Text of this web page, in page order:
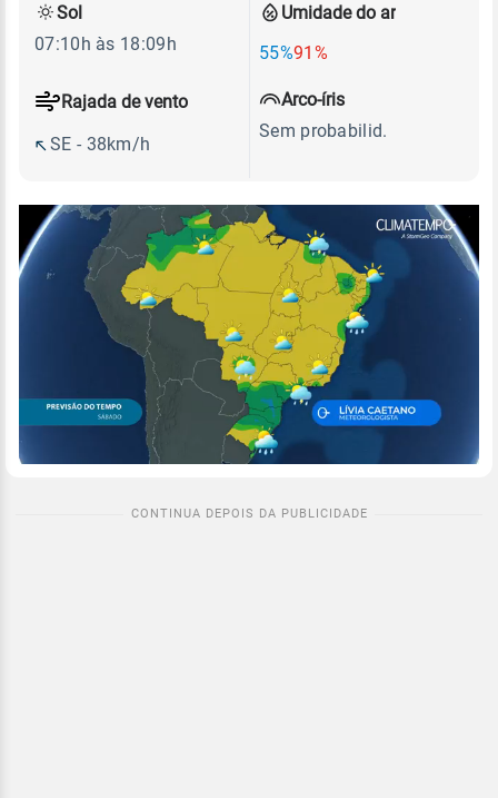
Umidade do ar
55%91%
Rajada de vento
SE - 38km/h
Sol
07:10h às 18:09h
Arco-íris
Sem probabilid.